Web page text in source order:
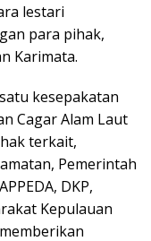
lestari
para pihak,
Karimata.
kesepakatan
Cagar Alam Laut
terkait,
Pemerintah
DKP,
Kepulauan